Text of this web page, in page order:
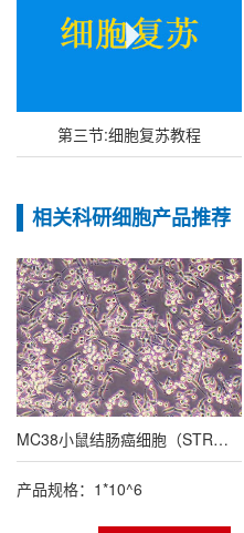
第三节:细胞复苏教程
相关科研细胞产品推荐
MC38小鼠结肠癌细胞（STR鉴定报告/种属鉴定报告）
产品规格：1*10^6